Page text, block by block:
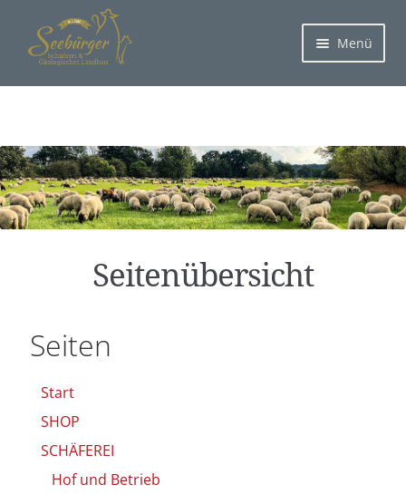
Menü
Sei­ten­über­sicht
Sei­ten
Start
SHOP
SCHÄFEREI
Hof und Betrieb